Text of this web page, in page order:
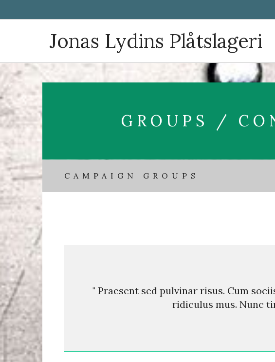
Jonas Lydins Plåtslageri
GROUPS /
CAMPAIGN GROUPS
" Praesent sed pulvinar risus. Cum
ridiculus mus. Nunc